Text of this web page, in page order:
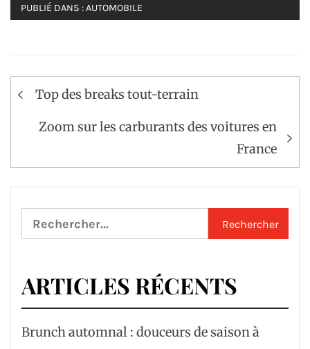
PUBLIÉ DANS :AUTOMOBILE
Navigation
l’article
Top des breaks tout-terrain
Zoom sur les carburants des voitures en
France
Rechercher :
ARTICLES RÉCENTS
Brunch automnal : douceurs de saison à